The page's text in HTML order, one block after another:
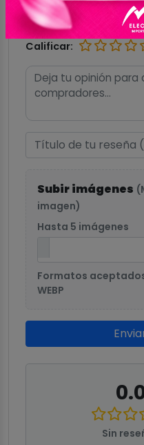
Escribe una
Calificar:
Subir imágenes
imagen)
Hasta 5 imágenes
Formatos aceptados:
WEBP
Sin